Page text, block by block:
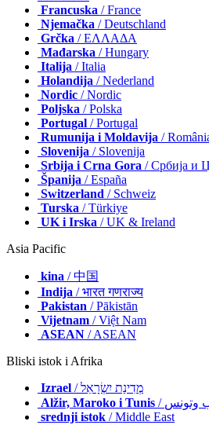
Francuska / France
Njemačka / Deutschland
Grčka / ΕΛΛΑΔΑ
Mađarska / Hungary
Italija / Italia
Holandija / Nederland
Nordic / Nordic
Poljska / Polska
Portugal / Portugal
Rumunija i Moldavija /
Slovenija / Slovenija
Srbija i Crna Gora / Србија и
Španija / España
Switzerland / Schweiz
Turska / Türkiye
UK i Irska / UK & Ireland
Asia Pacific
kina / 中国
Indija / भारत गणराज्य
Pakistan / Pākistān
Vijetnam / Việt Nam
ASEAN / ASEAN
Bliski istok i Afrika
Izrael
/ מְדִינַת יִשְׂרָאֵל
Alžir, Maroko i Tunis
وتونس
srednji istok / Middle East